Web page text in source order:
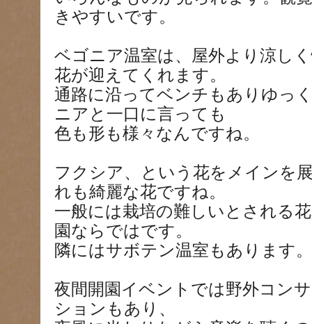
きやすいです。
ベゴニア温室は、屋外より涼し
花が迎えてくれます。
通路に沿ってベンチもありゆっ
ニアと一口に言っても
色も形も様々なんですね。
フクシア、という花をメインを
れも綺麗な花ですね。
一般には栽培の難しいとされる
園ならではです。
隣にはサボテン温室もあります。
夜間開園イベントでは野外コン
ションもあり、